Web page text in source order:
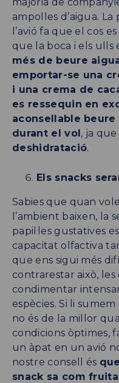
ampolles d’aigua.
l’avió fa que el cos
que la boca i els ulls
més de beure
emportar-se una
i una crema de
es ressequin en
aconsellable
durant el vol, ja que
deshidratació.
Els snacks
Sabies que quan
l’ambient baixen, la
papil·les gustatives
capacitat olfactiva
que ens sigui més
contrarestar això,
condimentar
espècies. Si li
no és de la millor
condicions òptimes,
un àpat en un avió
nostre consell és
snack sa com